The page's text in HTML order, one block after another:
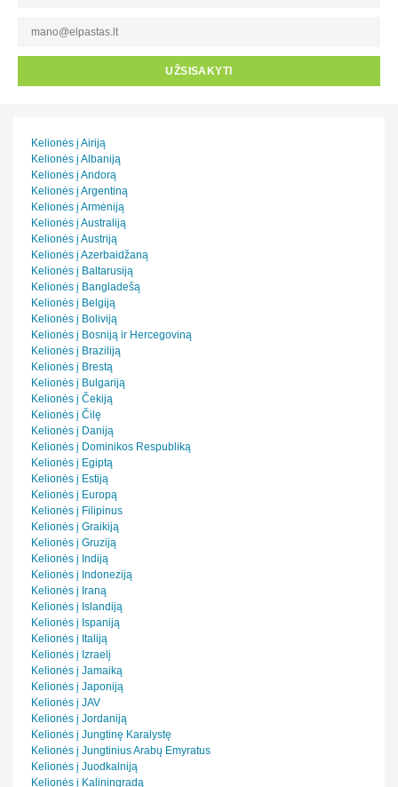
UŽSISAKYTI
Kelionės į Airiją
Kelionės į Albaniją
Kelionės į Andorą
Kelionės į Argentiną
Kelionės į Armėniją
Kelionės į Australiją
Kelionės į Austriją
Kelionės į Azerbaidžaną
Kelionės į Baltarusiją
Kelionės į Bangladešą
Kelionės į Belgiją
Kelionės į Boliviją
Kelionės į Bosniją ir Hercegoviną
Kelionės į Braziliją
Kelionės į Brestą
Kelionės į Bulgariją
Kelionės į Čekiją
Kelionės į Čilę
Kelionės į Daniją
Kelionės į Dominikos Respubliką
Kelionės į Egiptą
Kelionės į Estiją
Kelionės į Europą
Kelionės į Filipinus
Kelionės į Graikiją
Kelionės į Gruziją
Kelionės į Indiją
Kelionės į Indoneziją
Kelionės į Iraną
Kelionės į Islandiją
Kelionės į Ispaniją
Kelionės į Italiją
Kelionės į Izraelį
Kelionės į Jamaiką
Kelionės į Japoniją
Kelionės į JAV
Kelionės į Jordaniją
Kelionės į Jungtinę Karalystę
Kelionės į Jungtinius Arabų Emyratus
Kelionės į Juodkalniją
Kelionės į Kaliningradą